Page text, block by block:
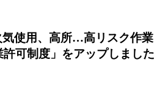
気使用、高所…高リスク作業
可制度」をアップしました